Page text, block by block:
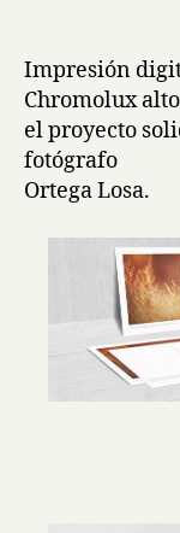
entrada
Impresión
Chromolux
el proyecto
Ortega Losa.